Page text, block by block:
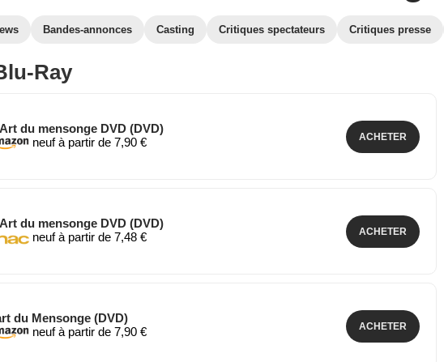
Bandes-annonces Casting Critiques spectateurs Critiques presse
Ray
du mensonge DVD (DVD)
neuf à partir de 7,90 €
ACHETER
du mensonge DVD (DVD)
neuf à partir de 7,48 €
ACHETER
du Mensonge (DVD)
neuf à partir de 7,90 €
ACHETER